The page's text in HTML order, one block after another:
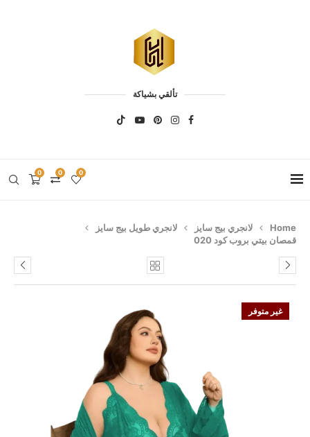
تألقي بشياكة
0 0 0
Home لانجري بيج سايز
لانجري طويل بيج سايز
قمصان بيتي بروب كود 020
غير متوفر